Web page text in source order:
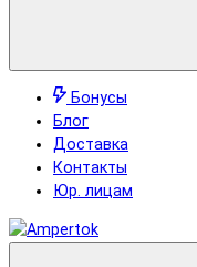
Бонусы
Блог
Доставка
Контакты
Юр. лицам